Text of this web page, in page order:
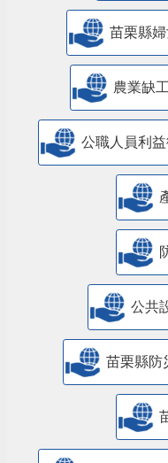
苗栗縣
農業缺
公職人員利
公共
苗栗縣防